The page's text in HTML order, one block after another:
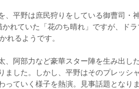
平野は庶民狩りをしている御曹司・
れていた「花のち晴れ」ですが、ド
るようです。
阿部力など豪華スター陣を生み出し
した。しかし、平野はそのプレッシャ
ていく様子を熱演。見事話題となりま